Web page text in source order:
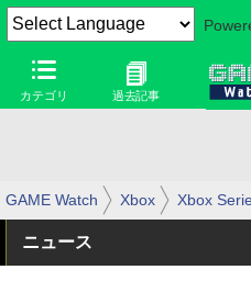
カテゴリ 過去記事
GAME Watch Xbox Xbox
ニュース